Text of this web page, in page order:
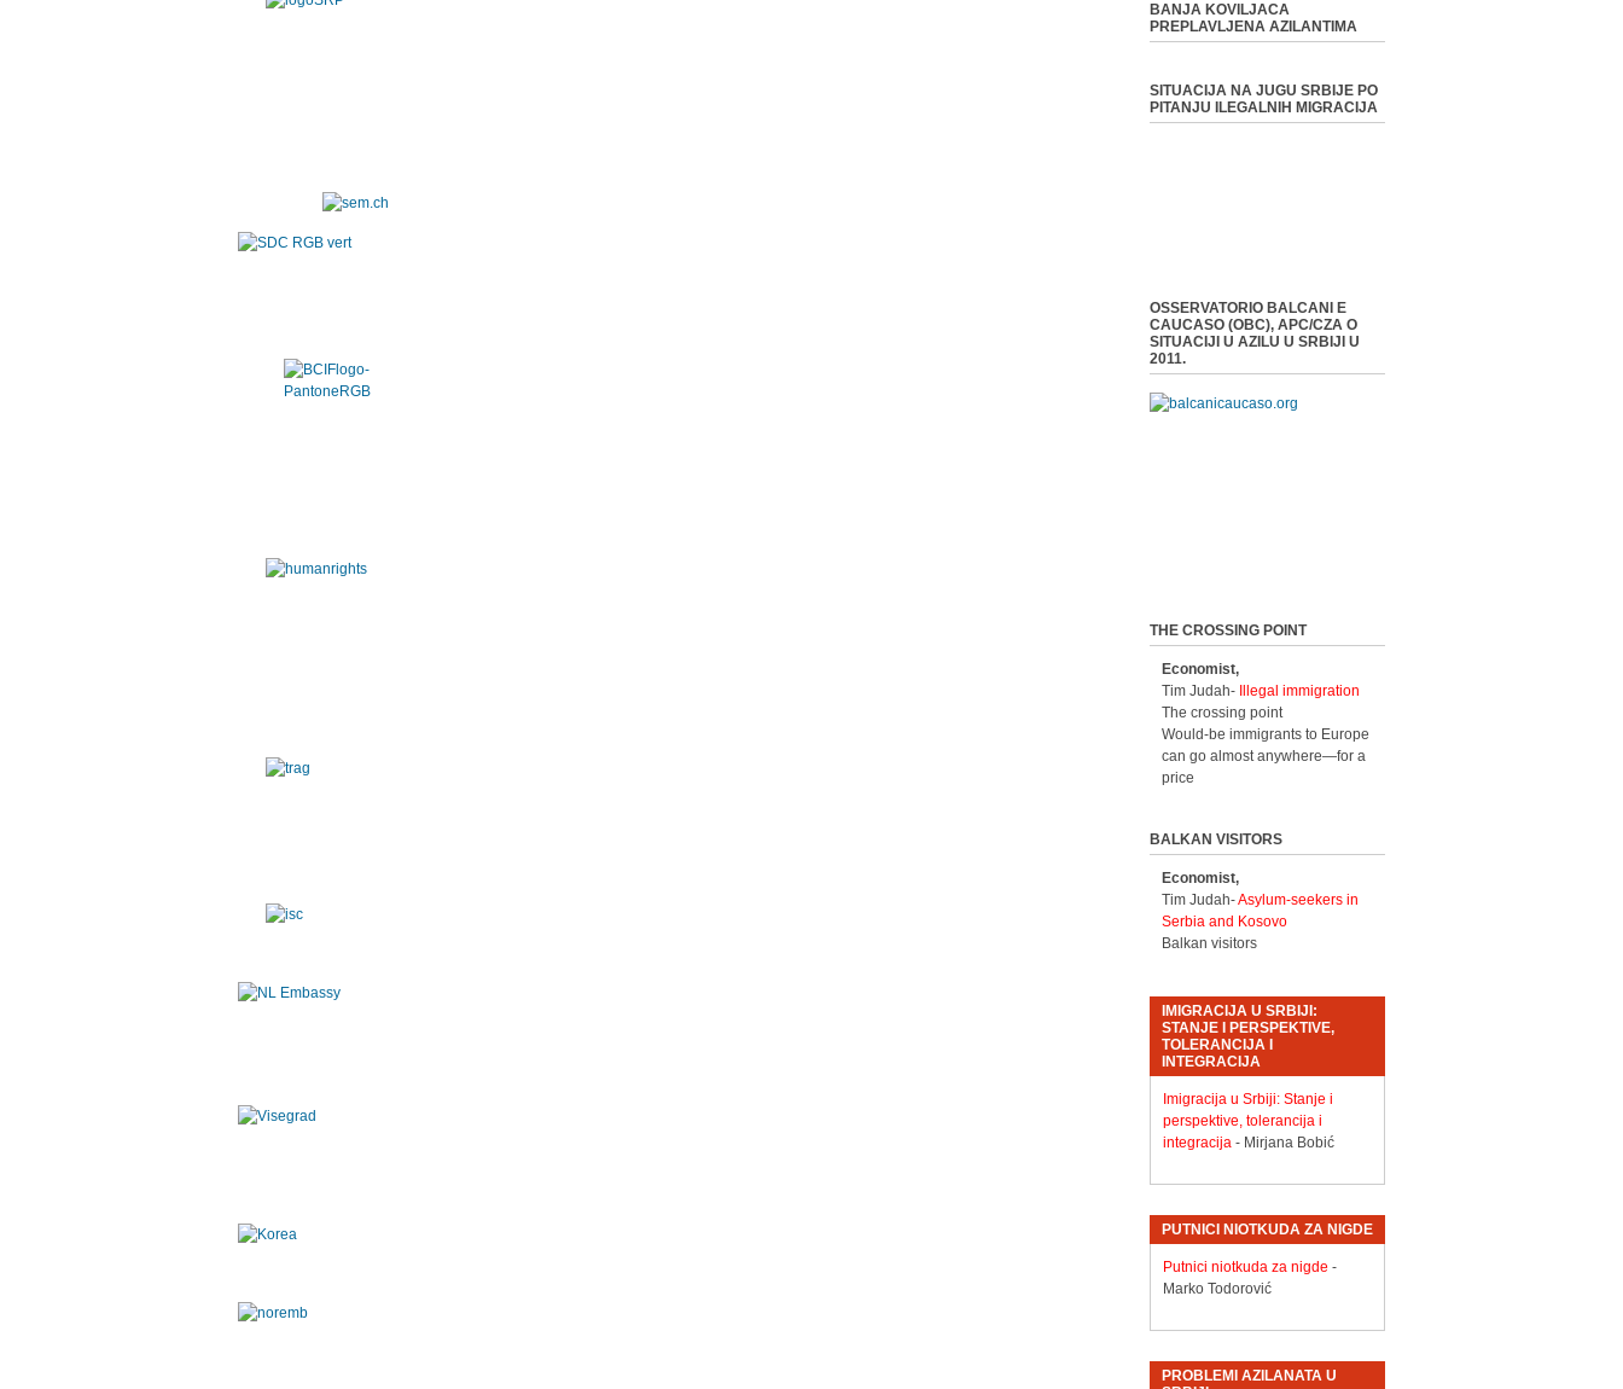
BANJA KOVILJACA
PREPLAVLJENA AZILANTIMA
SITUACIJA NA JUGU SRBIJE PO
PITANJU ILEGALNIH MIGRACIJA
OSSERVATORIO BALCANI E
CAUCASO (OBC), APC/CZA O
SITUACIJI U AZILU U SRBIJI U
2011.
THE CROSSING POINT
Economist,
Tim Judah-
Illegal immigration
The crossing point
Would-be immigrants to Europe
can go almost anywhere—for a
price
BALKAN VISITORS
Economist,
Tim Judah-Asylum-seekers in
Serbia and Kosovo
Balkan visitors
IMIGRACIJA U SRBIJI:
STANJE I PERSPEKTIVE,
TOLERANCIJA I
INTEGRACIJA
Imigracija u Srbiji: Stanje i
perspektive, tolerancija i
integracija- Mirjana Bobić
PUTNICI NIOTKUDA ZA NIGDE
Putnici niotkuda za nigde -
Marko Todorović
PROBLEMI AZILANATA U